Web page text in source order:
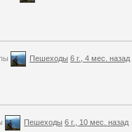
Пешеходы 6 г., 4 мес. назад
Пешеходы 6 г., 10 мес. назад